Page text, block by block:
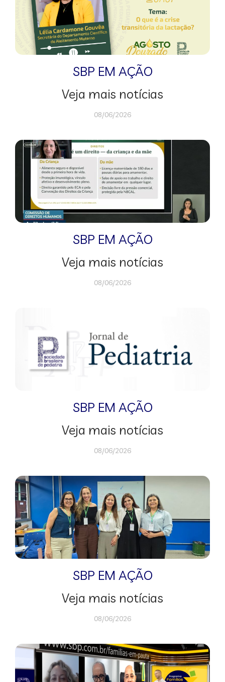
SBP EM AÇÃO
Veja mais notícias
08/06/2026
SBP EM AÇÃO
Veja mais notícias
08/06/2026
SBP EM AÇÃO
Veja mais notícias
08/06/2026
SBP EM AÇÃO
Veja mais notícias
08/06/2026